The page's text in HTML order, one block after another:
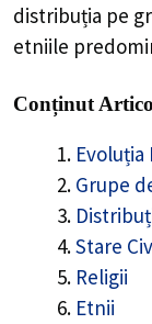
distribuția pe
etniile
Conținut
Evoluția
Grupe
Stare
Religii
Etnii